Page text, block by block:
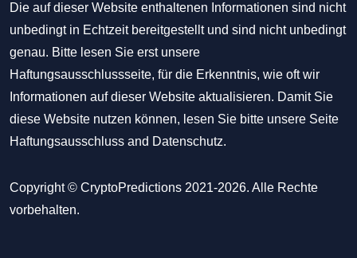
Die auf dieser Website enthaltenen Informationen sind nicht
unbedingt in Echtzeit bereitgestellt und sind nicht unbedingt
genau. Bitte lesen Sie erst unsere
Haftungsausschlussseite, für die Erkenntnis, wie oft wir
Informationen auf dieser Website aktualisieren. Damit Sie
diese Website nutzen können, lesen Sie bitte unsere Seite
Haftungsausschluss and Datenschutz.
Copyright © CryptoPredictions 2021-2026. Alle Rechte
vorbehalten.